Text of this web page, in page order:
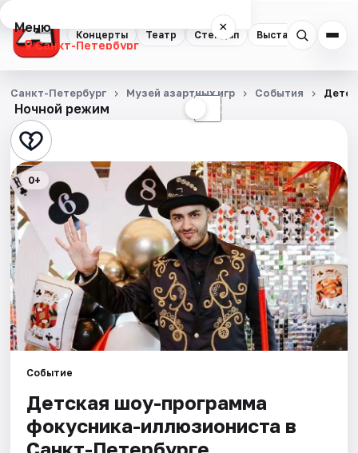
Концерты Театр Стендап Выставки
Меню ×
Санкт-Петербург
Концерты
Театр
Стендап
Выставки
Квесты
Экскурсии
Спорт
События
Города
Площадки
Ночной режим ☾
Санкт-Петербург Музей азартных игр События
0+
Событие
Детская шоу-программа
фокусника-иллюзиониста в